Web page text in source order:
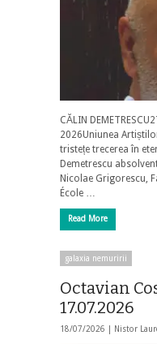
CĂLIN
2026Uniunea
tristețe trecerea în
Demetrescu
Nicolae Grigorescu,
École …
Read More
galaxia nemuririi
Octavian
17.07.2026
18/07/2026 | Nistor